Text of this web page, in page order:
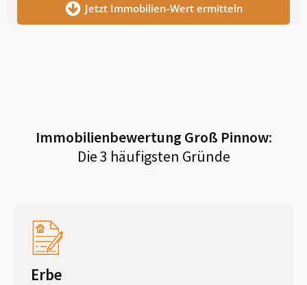
Jetzt Immobilien-Wert ermitteln
Immobilienbewertung Groß Pinnow:
Die 3 häufigsten Gründe
Erbe